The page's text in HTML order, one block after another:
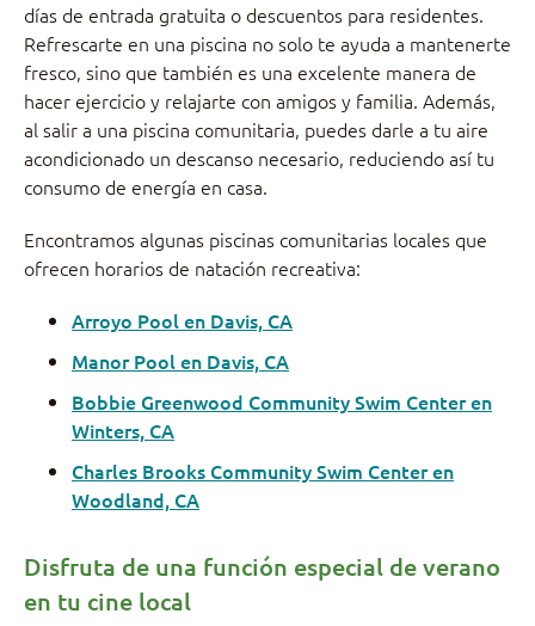
días de entrada gratuita o descuentos para residentes.
Refrescarte en una piscina no solo te ayuda a mantenerte
fresco, sino que también es una excelente manera de
hacer ejercicio y relajarte con amigos y familia. Además,
al salir a una piscina comunitaria, puedes darle a tu aire
acondicionado un descanso necesario, reduciendo así tu
consumo de energía en casa.
Encontramos algunas piscinas comunitarias locales que
ofrecen horarios de natación recreativa:
Arroyo Pool en Davis, CA
Manor Pool en Davis, CA
Bobbie Greenwood Community Swim Center en
Winters, CA
Charles Brooks Community Swim Center en
Woodland, CA
Disfruta de una función especial de verano
en tu cine local